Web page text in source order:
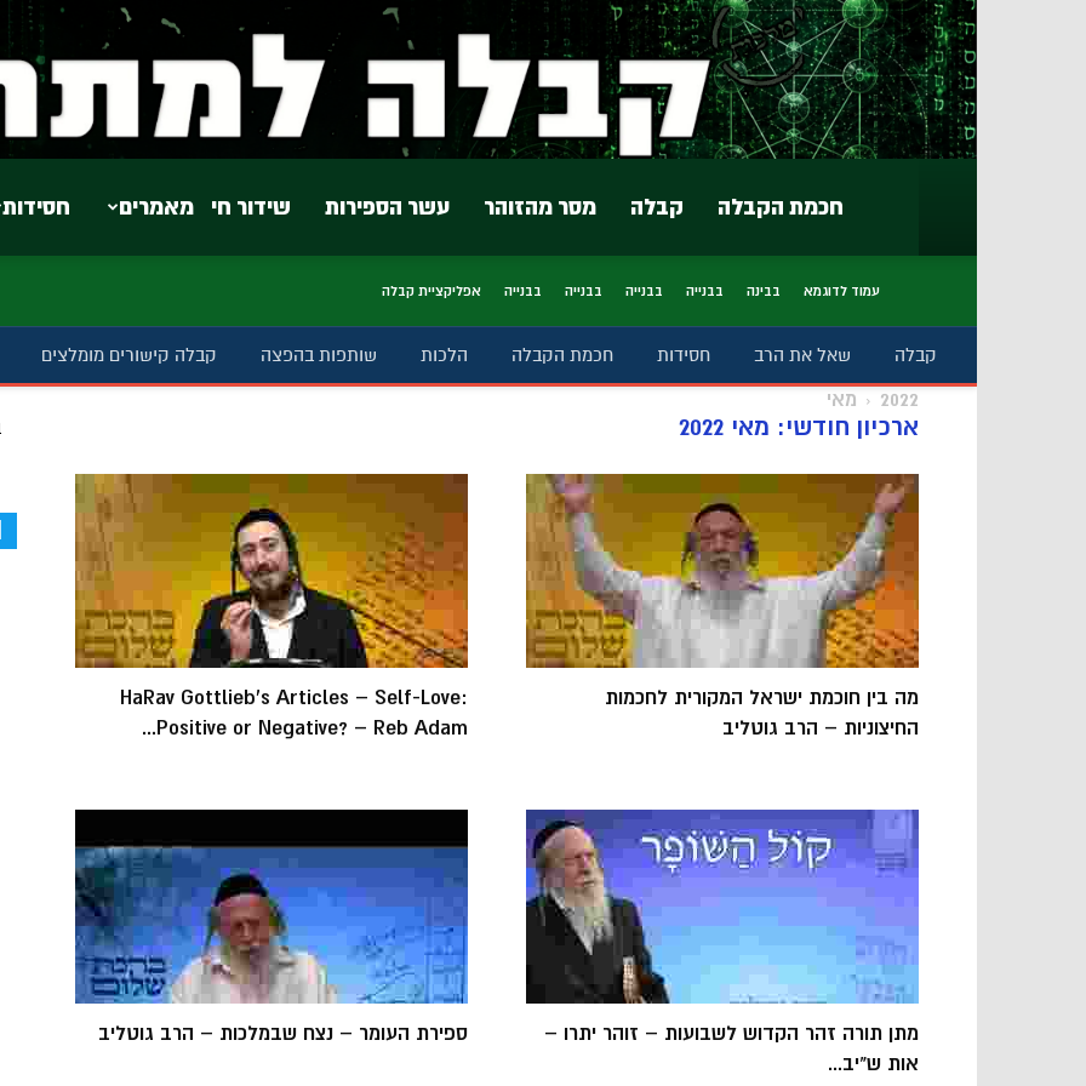
חסידות מאמרים שידור חי עשר הספירות מסר מהזוהר קבלה חכמת הקבלה
עמוד לדוגמא בבינה בבנייה בבנייה בבנייה בבנייה אפליקציית קבלה
קבלה שאל את הרב חסידות חכמת הקבלה הלכות שותפות בהפצה קבלה קישורים מומלצים
2022 מאי
ארכיון חודשי: מאי 2022
HaRav Gottlieb's Articles – Self-Love:
Positive or Negative? – Reb Adam...
מה בין חוכמת ישראל המקורית לחכמות
החיצוניות – הרב גוטליב
ספירת העומר – נצח שבמלכות – הרב גוטליב
מתן תורה זהר הקדוש לשבועות – זוהר יתרו –
אות ש"יב...